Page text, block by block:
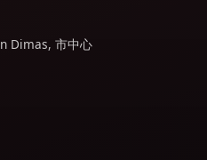
Dimas, 市中心